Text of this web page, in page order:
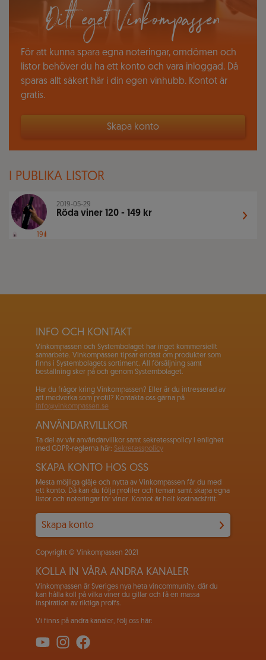
Ditt eget Vinkompassen
För att kunna spara egna noteringar, omdömen och
listor behöver du ha ett konto och vara inloggad. Då
sparas allt säkert här i din egen vinhubb. Kontot är
gratis.
Skapa konto
I PUBLIKA LISTOR
19
2019-05-29
Röda viner 120 - 149 kr
INFO OCH KONTAKT
Vinkompassen och Systembolaget har inget kommersiellt
samarbete. Vinkompassen tipsar endast om produkter som
finns i Systembolagets sortiment. All försäljning samt
beställning sker på och genom Systembolaget.
Har du frågor kring Vinkompassen? Eller är du intresserad av
att medverka som profil? Kontakta oss gärna på
info@vinkompassen.se
ANVÄNDARVILLKOR
Ta del av vår användarvillkor samt sekretesspolicy i enlighet
med GDPR-reglerna här: Sekretesspolicy
SKAPA KONTO HOS OSS
Mesta möjliga gläje och nytta av Vinkompassen får du med
ett konto. Då kan du följa profiler och teman samt skapa egna
listor och noteringar för viner. Kontot är helt kostnadsfritt.
Skapa konto
Copyright © Vinkompassen 2021
KOLLA IN VÅRA ANDRA KANALER
Vinkompassen är Sveriges nya heta vincommunity, där du
kan hålla koll på vilka viner du gillar och få en massa
inspiration av riktiga proffs.
Vi finns på andra kanaler, följ oss här: